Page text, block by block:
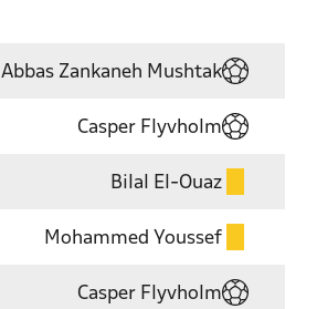
Abbas Zankaneh Mushtak
Casper Flyvholm
Bilal El-Ouaz
Mohammed Youssef
Casper Flyvholm